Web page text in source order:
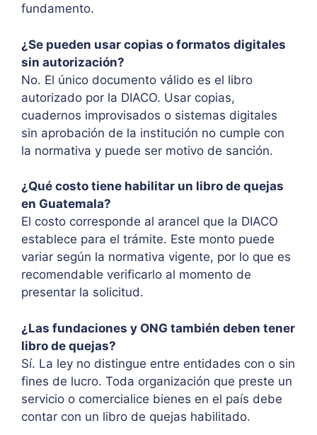
fundamento.
¿Se pueden usar copias o formatos digitales
sin autorización?
No. El único documento válido es el libro
autorizado por la DIACO. Usar copias,
cuadernos improvisados o sistemas digitales
sin aprobación de la institución no cumple con
la normativa y puede ser motivo de sanción.
¿Qué costo tiene habilitar un libro de quejas
en Guatemala?
El costo corresponde al arancel que la DIACO
establece para el trámite. Este monto puede
variar según la normativa vigente, por lo que es
recomendable verificarlo al momento de
presentar la solicitud.
¿Las fundaciones y ONG también deben tener
libro de quejas?
Sí. La ley no distingue entre entidades con o sin
fines de lucro. Toda organización que preste un
servicio o comercialice bienes en el país debe
contar con un libro de quejas habilitado.